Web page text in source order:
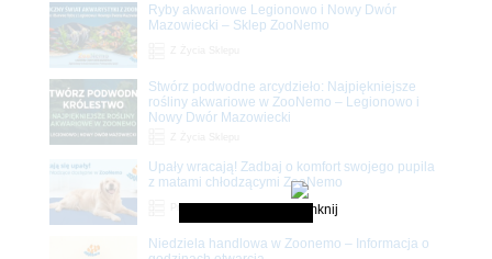
Ryby akwariowe Legionowo i Nowy Dwór
Mazowiecki – Sklep ZooNemo
Stwórz podwodne arcydzieło: Najpiękniejsze
rośliny akwariowe w ZooNemo – Legionowo i
Nowy Dwór Mazowiecki
Upały wracają! Zadbaj o komfort swojego pupila
z matami chłodzącymi ZooNemo
Niedziela handlowa w Zoonemo – Informacja o